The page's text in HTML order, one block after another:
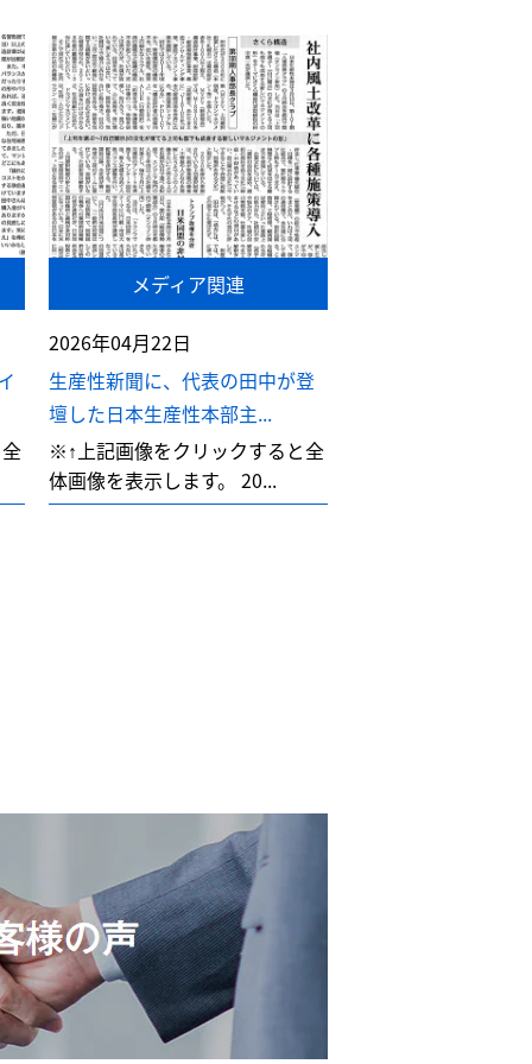
メディア関連
2026年04月22日
生産性新聞に、代表の田中が登
壇した日本生産性本部主...
※↑上記画像をクリックすると全
体画像を表示します。 20...